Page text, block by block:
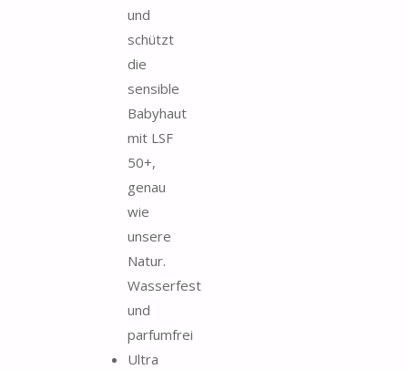
und
schützt
die
sensible
Babyhaut
mit LSF
50+,
genau
wie
unsere
Natur.
Wasserfest
und
parfumfrei
Ultra